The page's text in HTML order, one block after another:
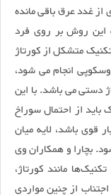
غدد عرق باقی مانده
این روش بر روی فرد
متشکل از کورتاژ
انجام می شود،
دستی می باشد. با این
باید از احتمال سوراخ
قوی باشد، لایه میان
بچارا و همکاران وی
مانند کورتاژ،
از چنین مواردی